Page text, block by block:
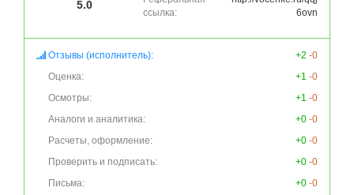
5.0
ссылка:
6ovn
Отзывы (исполнитель): +2 -0
Оценка:
+1 -0
Осмотры:
+1 -0
Аналоги и аналитика:
+0 -0
Расчеты, оформление:
+0 -0
Проверить и подписать:
+0 -0
Письма:
+0 -0